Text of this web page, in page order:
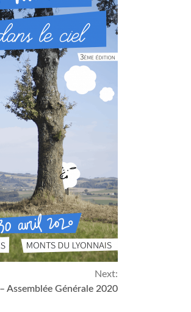
Next:
Assemblée Générale 2020